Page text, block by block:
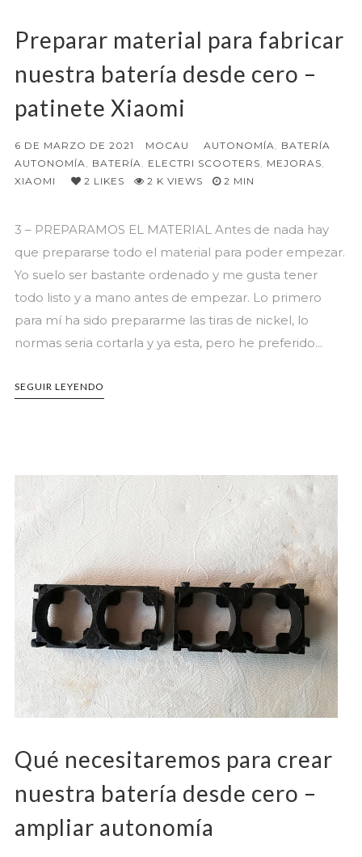
Preparar material para fabricar
nuestra batería desde cero –
patinete Xiaomi
6 DE MARZO DE 2021 MOCAU AUTONOMÍA
BATERÍA
AUTONOMÍA
BATERÍA ELECTRI SCOOTERS MEJORAS
XIAOMI
2 LIKES 2 K VIEWS 2 MIN
3 – PREPARAMOS EL MATERIAL Antes de nada hay
que prepararse todo el material para poder empezar.
Yo suelo ser bastante ordenado y me gusta tener
todo listo y a mano antes de empezar. Lo primero
para mí ha sido prepararme las tiras de nickel, lo
normas seria cortarla y ya esta, pero he preferido...
SEGUIR LEYENDO
Qué necesitaremos para crear
nuestra batería desde cero –
ampliar autonomía